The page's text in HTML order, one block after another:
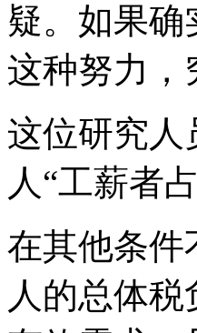
疑。如果
这种努力，
这位研究人
人“工薪者
在其他条件
人的总体